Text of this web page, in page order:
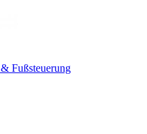
Fußsteuerung